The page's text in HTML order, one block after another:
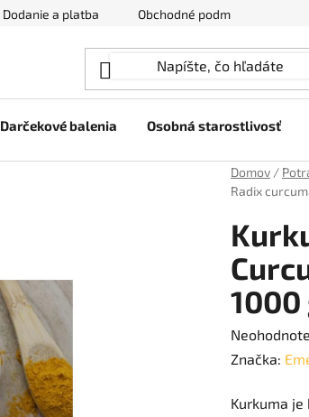
Dodanie a platba Obchodné podmienky
Darčekové balenia Osobná starostlivosť
Domov /
Radix
1000
Priemerné
hodnotenie
je
Značka:
Kurkuma